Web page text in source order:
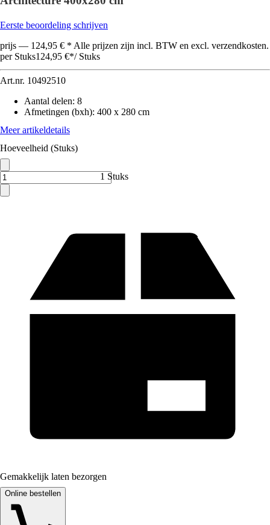
Eerste beoordeling schrijven
prijs — 124,95 € * Alle prijzen zijn incl. BTW en excl. verzendkosten.
per Stuks124,95 €*/ Stuks
Art.nr. 10492510
Aantal delen: 8
Afmetingen (bxh): 400 x 280 cm
Meer artikeldetails
Hoeveelheid (Stuks)
1 Stuks
Gemakkelijk laten bezorgen
Online bestellen